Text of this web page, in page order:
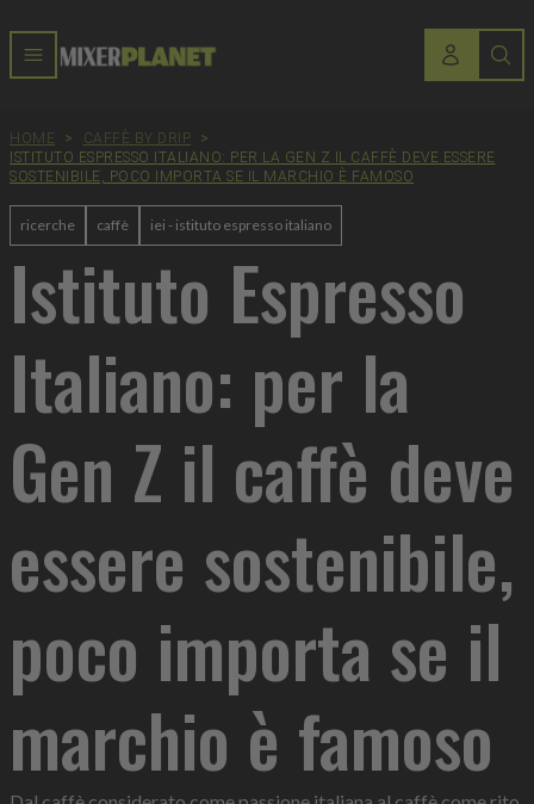
HOME > CAFFÈ BY DRIP
>
ISTITUTO ESPRESSO ITALIANO: PER LA GEN Z IL CAFFÈ DEVE ESSERE
SOSTENIBILE, POCO IMPORTA SE IL MARCHIO È FAMOSO
ricerche caffè iei - istituto espresso italiano
Istituto Espresso
Italiano: per la
Gen Z il caffè deve
essere sostenibile,
poco importa se il
marchio è famoso